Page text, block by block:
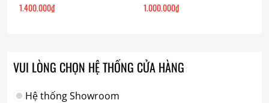
1.400.000₫ 1.000.000₫
VUI LÒNG CHỌN HỆ THỐNG CỬA HÀNG
Hệ thống Showroom